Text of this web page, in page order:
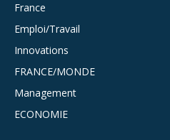
France
Emploi/Travail
Innovations
FRANCE/MONDE
Management
ECONOMIE